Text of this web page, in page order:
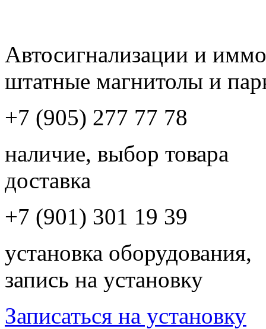
Автосигнализации и
штатные магнитолы и
+7 (905) 277 77 78
наличие, выбор товара
доставка
+7 (901) 301 19 39
установка оборудования,
запись на установку
Записаться на установку